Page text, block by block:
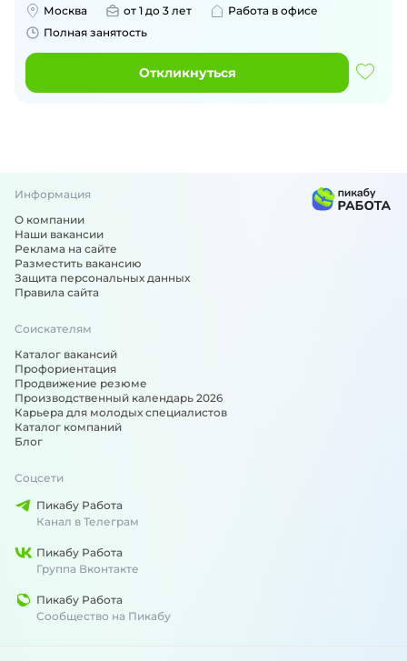
Москва от 1 до 3 лет
Работа в офисе
Полная занятость
Откликнуться
Информация
О компании
Наши вакансии
Реклама на сайте
Разместить вакансию
Защита персональных данных
Правила сайта
Соискателям
Каталог вакансий
Профориентация
Продвижение резюме
Производственный календарь 2026
Карьера для молодых специалистов
Каталог компаний
Блог
Соцсети
Пикабу Работа
Канал в Телеграм
Пикабу Работа
Группа Вконтакте
Пикабу Работа
Сообщество на Пикабу